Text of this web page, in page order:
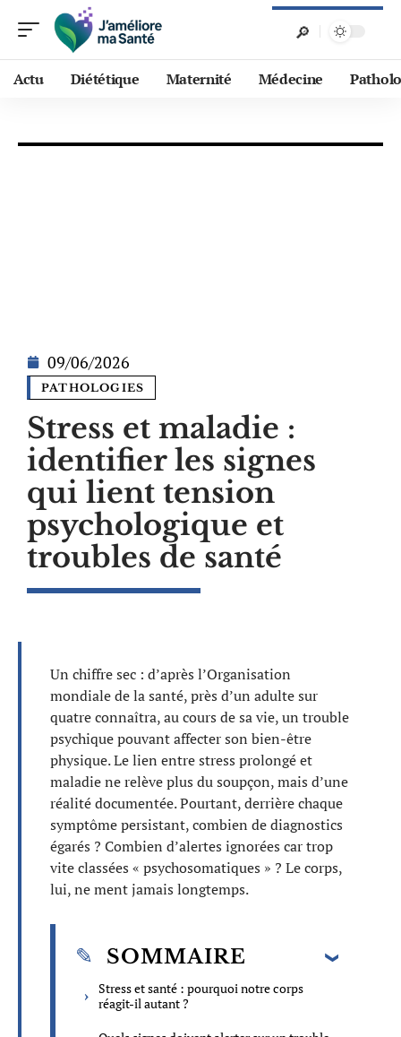
Actu Diététique Maternité Médecine
09/06/2026
PATHOLOGIES
Stress et maladie :
identifier les signes
qui lient tension
psychologique et
troubles de santé
Un chiffre sec : d’après l’Organisation
mondiale de la santé, près d’un adulte sur
quatre connaîtra, au cours de sa vie, un trouble
psychique pouvant affecter son bien-être
physique. Le lien entre stress prolongé et
maladie ne relève plus du soupçon, mais d’une
réalité documentée. Pourtant, derrière chaque
symptôme persistant, combien de diagnostics
égarés ? Combien d’alertes ignorées car trop
vite classées « psychosomatiques » ? Le corps,
lui, ne ment jamais longtemps.
SOMMAIRE
Stress et santé : pourquoi notre corps
réagit-il autant ?